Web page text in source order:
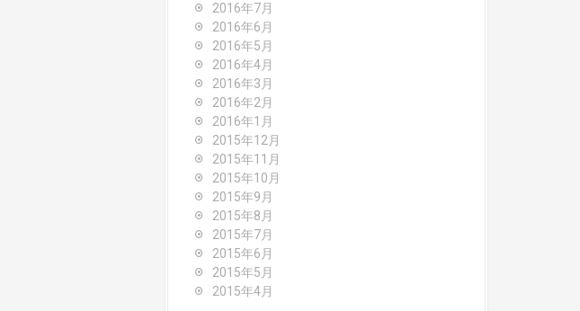
2016年7月
2016年6月
2016年5月
2016年4月
2016年3月
2016年2月
2016年1月
2015年12月
2015年11月
2015年10月
2015年9月
2015年8月
2015年7月
2015年6月
2015年5月
2015年4月